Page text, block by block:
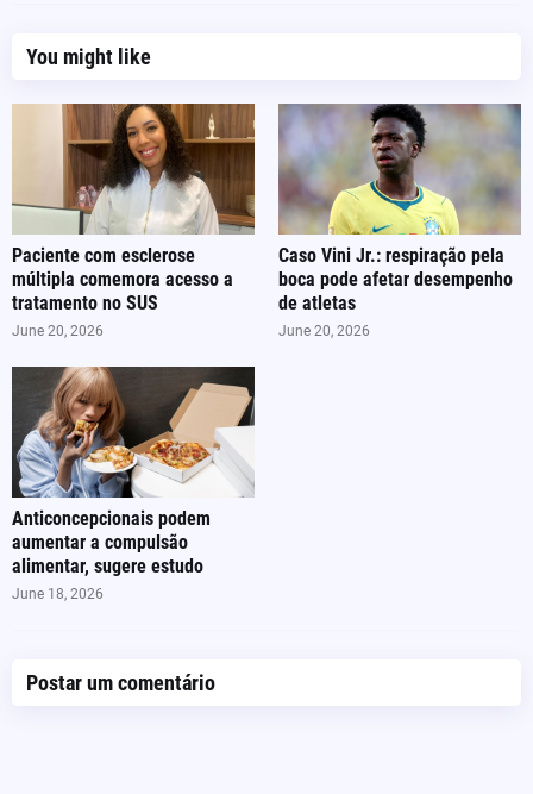
You might like
Paciente com esclerose
múltipla comemora acesso a
tratamento no SUS
June 20, 2026
Caso Vini Jr.: respiração pela
boca pode afetar desempenho
de atletas
June 20, 2026
Anticoncepcionais podem
aumentar a compulsão
alimentar, sugere estudo
June 18, 2026
Postar um comentário